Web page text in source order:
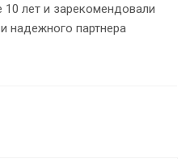
лет и зарекомендовали
надежного партнера